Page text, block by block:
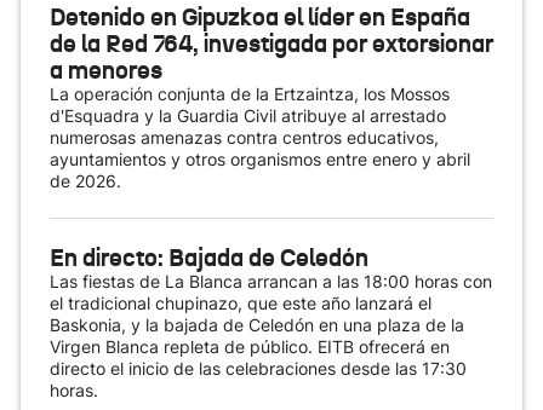
Detenido en Gipuzkoa el líder en España
de la Red 764, investigada por extorsionar
a menores
La operación conjunta de la Ertzaintza, los Mossos
d'Esquadra y la Guardia Civil atribuye al arrestado
numerosas amenazas contra centros educativos,
ayuntamientos y otros organismos entre enero y abril
de 2026.
En directo: Bajada de Celedón
Las fiestas de La Blanca arrancan a las 18:00 horas con
el tradicional chupinazo, que este año lanzará el
Baskonia, y la bajada de Celedón en una plaza de la
Virgen Blanca repleta de público. EITB ofrecerá en
directo el inicio de las celebraciones desde las 17:30
horas.